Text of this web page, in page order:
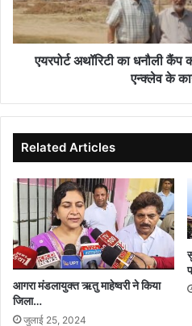
हुआ
फंक्शनल
,सिविल
एन्क्लेवएयरपोर्ट अथॉरिटी का धनौली
एन्क्लेव के
Related Articles
आगरा मंडलायुक्त ऋतु माहेष्वरी ने किया
जिला…
जुलाई 25, 2024